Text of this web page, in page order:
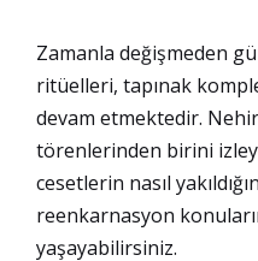
Zamanla değişmeden
ritüelleri, tapınak
devam etmektedir. Nehir
törenlerinden birini
cesetlerin nasıl
reenkarnasyon
yaşayabilirsiniz.